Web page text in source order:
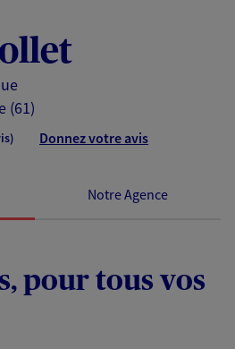
(61)
Donnez votre avis
Notre Agence
pour tous vos